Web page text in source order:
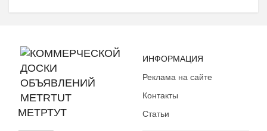
Флэшки и карты памяти
Аксессуары
МЕТРТУТ
ИНФОРМАЦИЯ
Реклама на сайте
Контакты
Статьи